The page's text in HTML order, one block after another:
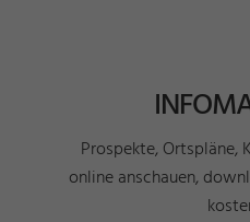
Prospekte, Ortspläne,
online anschauen,